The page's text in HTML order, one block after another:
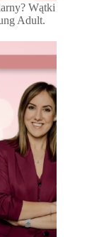
Wątki
Adult.